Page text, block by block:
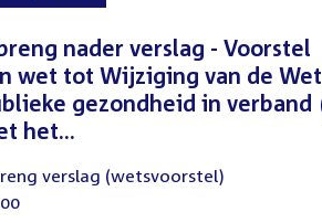
nader verslag - Voorstel
wet tot Wijziging van de Wet
gezondheid in verband
het...
verslag (wetsvoorstel)